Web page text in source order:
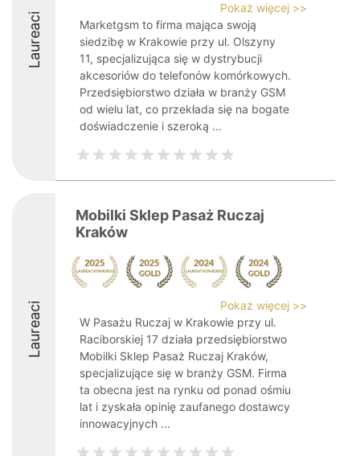
Laureaci
Pokaż więcej >>
Marketgsm to firma mająca swoją
siedzibę w Krakowie przy ul. Olszyny
11, specjalizująca się w dystrybucji
akcesoriów do telefonów komórkowych.
Przedsiębiorstwo działa w branży GSM
od wielu lat, co przekłada się na bogate
doświadczenie i szeroką ...
Laureaci
Mobilki Sklep Pasaż Ruczaj
Kraków
Pokaż więcej >>
W Pasażu Ruczaj w Krakowie przy ul.
Raciborskiej 17 działa przedsiębiorstwo
Mobilki Sklep Pasaż Ruczaj Kraków,
specjalizujące się w branży GSM. Firma
ta obecna jest na rynku od ponad ośmiu
lat i zyskała opinię zaufanego dostawcy
innowacyjnych ...